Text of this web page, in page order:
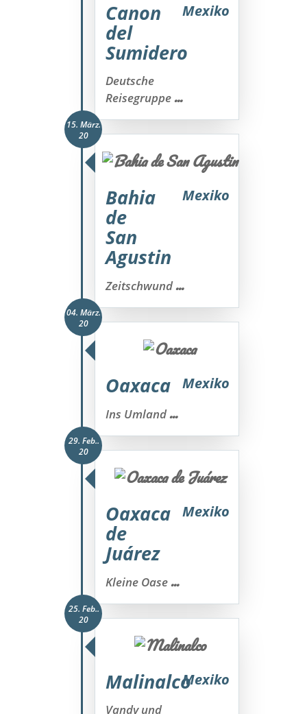
Canon
del
Sumidero
Mexiko
Deutsche
Reisegruppe...
15. März.
20
Bahia
de
San
Agustin
Mexiko
Zeitschwund...
04. März.
20
Oaxaca Mexiko
Ins Umland...
29. Feb..
20
Oaxaca
de
Juárez
Mexiko
Kleine Oase...
25. Feb..
20
MalinalcoMexiko
Vandy und